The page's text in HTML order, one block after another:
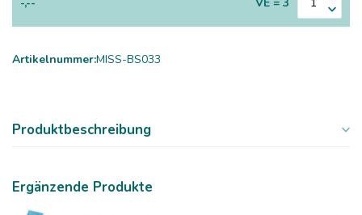
Artikelnummer:MISS-BS033
Produktbeschreibung
Ergänzende Produkte